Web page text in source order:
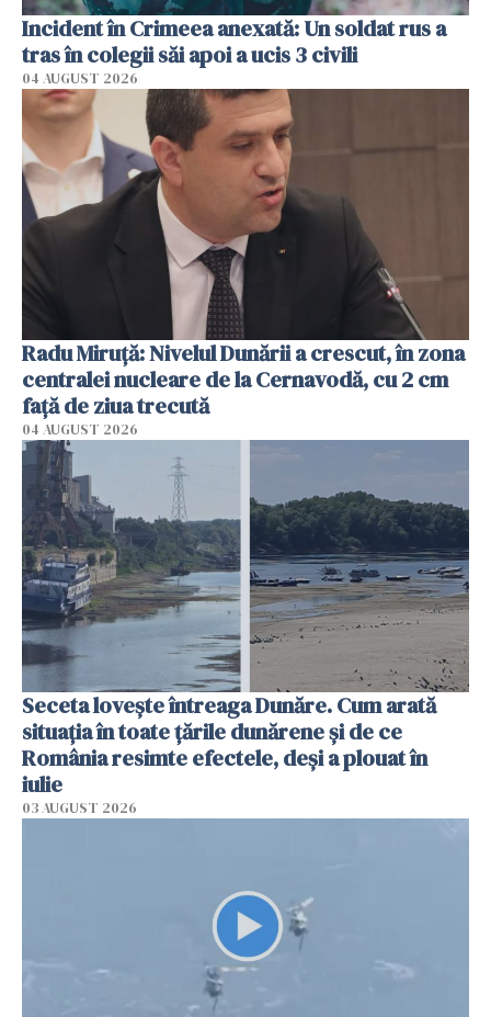
Incident în Crimeea anexată: Un soldat rus a
tras în colegii săi apoi a ucis 3 civili
04 AUGUST 2026
Radu Miruţă: Nivelul Dunării a crescut, în zona
centralei nucleare de la Cernavodă, cu 2 cm
faţă de ziua trecută
04 AUGUST 2026
Seceta lovește întreaga Dunăre. Cum arată
situația în toate țările dunărene și de ce
România resimte efectele, deși a plouat în
iulie
03 AUGUST 2026